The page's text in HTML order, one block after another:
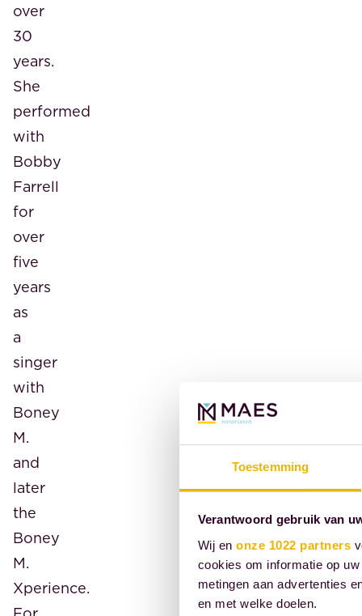
Toestemming
Verantwoord gebruik van
Wij en onze 1022 partners
cookies om informatie op
metingen aan advertenties
en met welke doelen.
over
30
years.
She
performed
with
Bobby
Farrell
for
over
five
years
as
a
singer
with
Boney
M.
and
later
the
Boney
M.
Xperience.